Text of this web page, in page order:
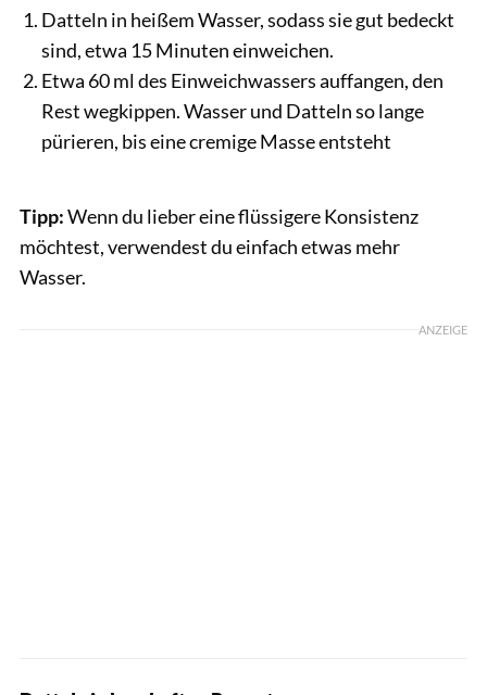
Datteln in heißem Wasser, sodass sie gut bedeckt
sind, etwa 15 Minuten einweichen.
Etwa 60 ml des Einweichwassers auffangen, den
Rest wegkippen. Wasser und Datteln so lange
pürieren, bis eine cremige Masse entsteht
Tipp:Wenn du lieber eine flüssigere Konsistenz
möchtest, verwendest du einfach etwas mehr
Wasser.
ANZEIGE